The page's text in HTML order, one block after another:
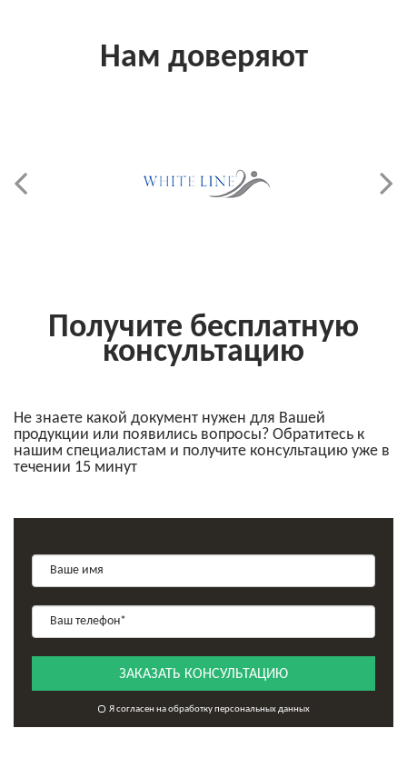
Нам доверяют
Получите бесплатную
консультацию
Не знаете какой документ нужен для Вашей
продукции или появились вопросы? Обратитесь к
нашим специалистам и получите консультацию уже в
течении 15 минут
ЗАКАЗАТЬ КОНСУЛЬТАЦИЮ
Я согласен на обработку персональных данных